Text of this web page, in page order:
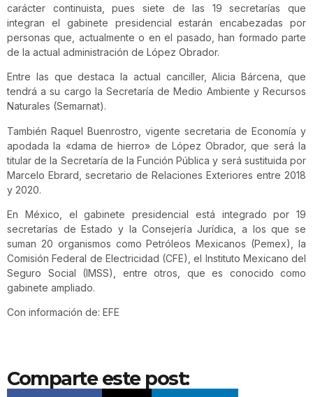
carácter continuista, pues siete de las 19 secretarías que
integran el gabinete presidencial estarán encabezadas por
personas que, actualmente o en el pasado, han formado parte
de la actual administración de López Obrador.
Entre las que destaca la actual canciller, Alicia Bárcena, que
tendrá a su cargo la Secretaría de Medio Ambiente y Recursos
Naturales (Semarnat).
También Raquel Buenrostro, vigente secretaria de Economía y
apodada la «dama de hierro» de López Obrador, que será la
titular de la Secretaría de la Función Pública y será sustituida por
Marcelo Ebrard, secretario de Relaciones Exteriores entre 2018
y 2020.
En México, el gabinete presidencial está integrado por 19
secretarías de Estado y la Consejería Jurídica, a los que se
suman 20 organismos como Petróleos Mexicanos (Pemex), la
Comisión Federal de Electricidad (CFE), el Instituto Mexicano del
Seguro Social (IMSS), entre otros, que es conocido como
gabinete ampliado.
Con información de: EFE
Comparte este post: